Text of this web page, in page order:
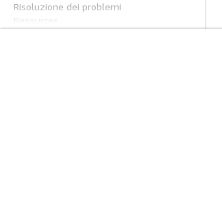
Risoluzione dei problemi
Resources